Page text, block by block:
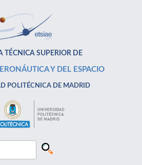
TÉCNICA SUPERIOR DE
Y DEL ESPACIO
POLITÉCNICA DE MADRID